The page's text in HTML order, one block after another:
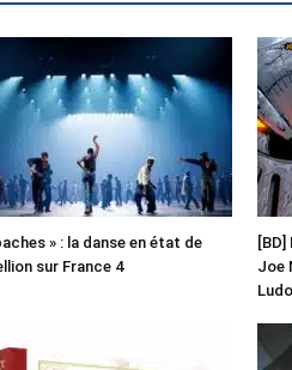
» : la danse en état de
sur France 4
Joe